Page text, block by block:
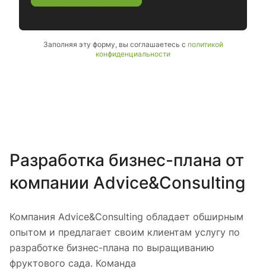
Заполняя эту форму, вы соглашаетесь с политикой
конфиденциальности
Разработка бизнес-плана от
компании Advice&Consulting
Компания Advice&Consulting обладает обширным
опытом и предлагает своим клиентам услугу по
разработке бизнес-плана по выращиванию
фруктового сада. Команда